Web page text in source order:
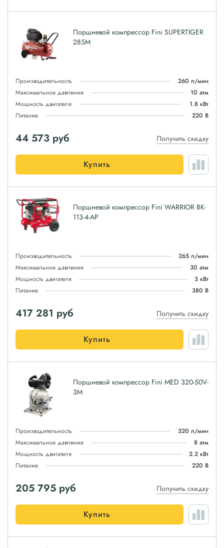
Поршневой компрессор Fini SUPERTIGER
285M
Производительность
260 л/мин
Максимальное давление
10 атм
Мощность двигателя
1.8 кВт
Питание
220 В
44 573 руб Получить скидку
Купить
Поршневой компрессор Fini WARRIOR BK-
113-4-AP
Производительность
265 л/мин
Максимальное давление
30 атм
Мощность двигателя
3 кВт
Питание
380 В
417 281 руб Получить скидку
Купить
Поршневой компрессор Fini MED 320-50V-
3M
Производительность
320 л/мин
Максимальное давление
8 атм
Мощность двигателя
2.2 кВт
Питание
220 В
205 795 руб Получить скидку
Купить